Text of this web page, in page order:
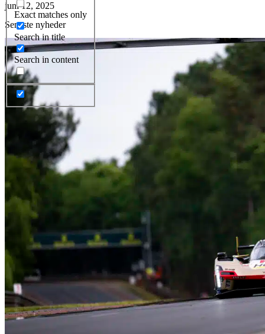
Exact matches only
Search in title
Search in content
juni 12, 2025
Seneste nyheder